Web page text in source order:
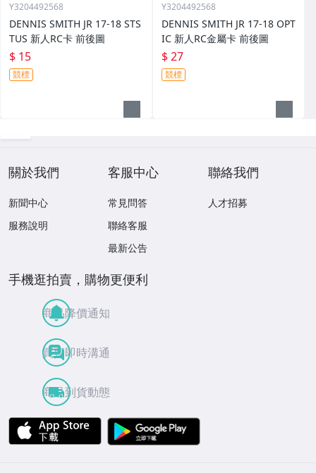
Y3204492568
DENNIS SMITH JR 17-18 STS
TUS 新人RC卡 前後圖
$ 15
競標
Y3204492568
DENNIS SMITH JR 17-18 OPT
IC 新人RC金屬卡 前後圖
$ 27
競標
關於我們
新聞中心
服務說明
客服中心
常見問答
聯絡客服
最新公告
聯絡我們
人才招募
手機逛拍賣，購物更便利
商品降價通知
買賣即時溝通
商品到貨動態
APP Store